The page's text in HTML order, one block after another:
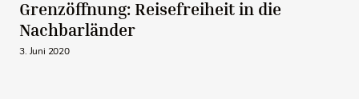
Grenzöffnung: Reisefreiheit in die
Nachbarländer
3. Juni 2020